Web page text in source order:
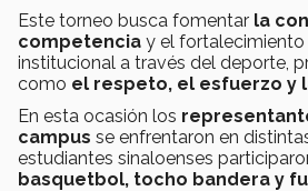
Este torneo busca fomentar la
competencia y el
institucional a través del deporte,
como el respeto, el esfuerzo y
En esta ocasión los
campus se enfrentaron en
estudiantes sinaloenses
basquetbol, tocho bandera y